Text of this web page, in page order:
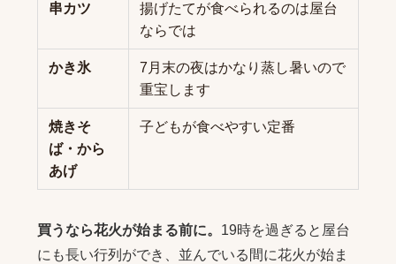
串カツ
揚げたてが食べられるのは屋台
ならでは
かき氷
7月末の夜はかなり蒸し暑いので
重宝します
焼きそ
ば・から
あげ
子どもが食べやすい定番
買うなら花火が始まる前に。 19時を過ぎると屋台
にも長い行列ができ、並んでいる間に花火が始ま